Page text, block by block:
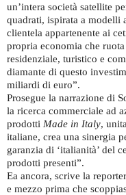
un’intera società satellite
quadrati, ispirata a modelli
clientela appartenente ai
propria economia che
residenziale, turistico e
diamante di questo
miliardi di euro”.
Prosegue la narrazione di
la ricerca commerciale ad
prodotti Made in Italy,
italiane, crea una sinergia
garanzia di ‘italianità’ del
prodotti presenti”.
Ea ancora, scrive la
e mezzo prima che